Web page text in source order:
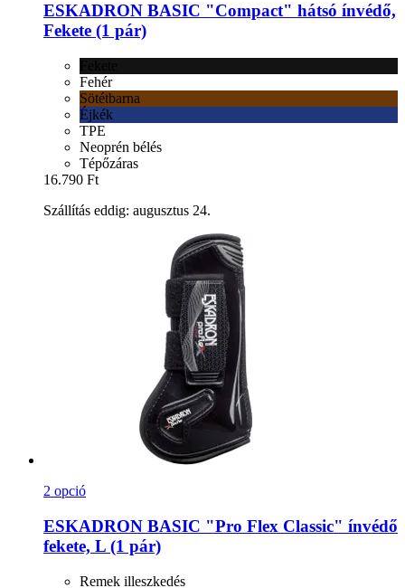
ESKADRON BASIC "Compact" hátsó ínvédő,
Fekete (1 pár)
Fehér
Sötétbarna
Éjkék
TPE
Neoprén bélés
Tépőzáras
16.790 Ft
Szállítás eddig: augusztus 24.
2 opció
ESKADRON BASIC "Pro Flex Classic" ínvédő
fekete, L (1 pár)
Remek illeszkedés